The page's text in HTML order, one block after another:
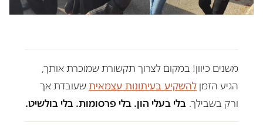
משנים כיוון! במקום לצרוך תקשורת שמוכרת אותך,
הגיע הזמן להשקיע בעיתונות עצמאיתשעובדת אך
ורק בשבילך. בלי בעלי הון. בלי פרסומות. בלי בולשיט.